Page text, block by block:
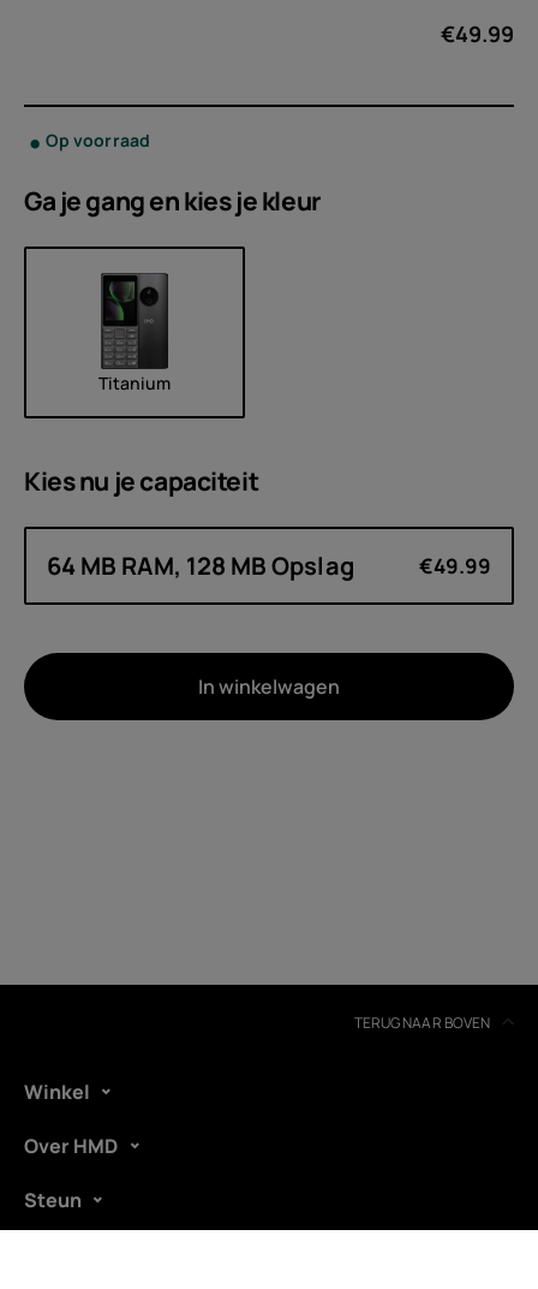
Over
€49.99
Op voorraad
Ga je gang en kies jekleur
Titanium
Kies nu jecapaciteit
64 MB RAM, 128 MB Opslag €49.99
In winkelwagen
TERUG NAAR BOVEN
Winkel
Over HMD
Steun